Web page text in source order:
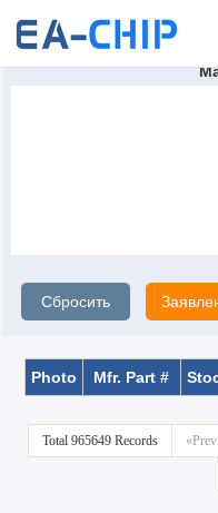
Домой> Продукты >
Сбросить
Photo Mfr. Part #
Total 965649 Records «Prev